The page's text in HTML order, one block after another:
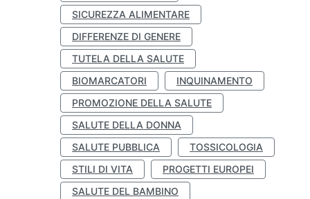
SICUREZZA ALIMENTARE
DIFFERENZE DI GENERE
TUTELA DELLA SALUTE
BIOMARCATORI
INQUINAMENTO
PROMOZIONE DELLA SALUTE
SALUTE DELLA DONNA
SALUTE PUBBLICA
TOSSICOLOGIA
STILI DI VITA
PROGETTI EUROPEI
SALUTE DEL BAMBINO